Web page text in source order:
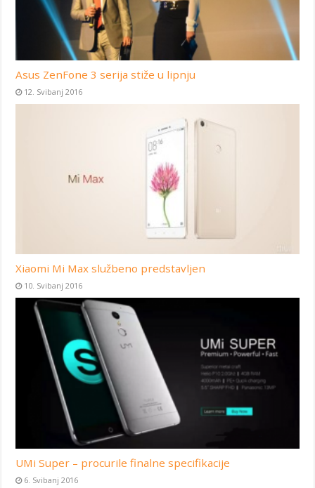
Asus ZenFone 3 serija stiže u lipnju
12. Svibanj 2016
Xiaomi Mi Max službeno predstavljen
10. Svibanj 2016
UMi Super – procurile finalne specifikacije
6. Svibanj 2016